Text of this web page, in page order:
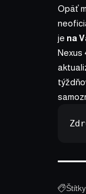
Opäť
je na
Nexus